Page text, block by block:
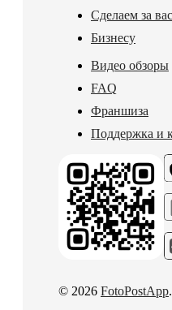
Сделаем за вас
Бизнесу
Видео обзоры
FAQ
Франшиза
Поддержка и
© 2026 FotoPostApp